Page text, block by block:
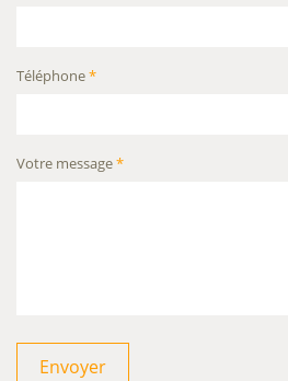
Téléphone*
Votre message*
Envoyer